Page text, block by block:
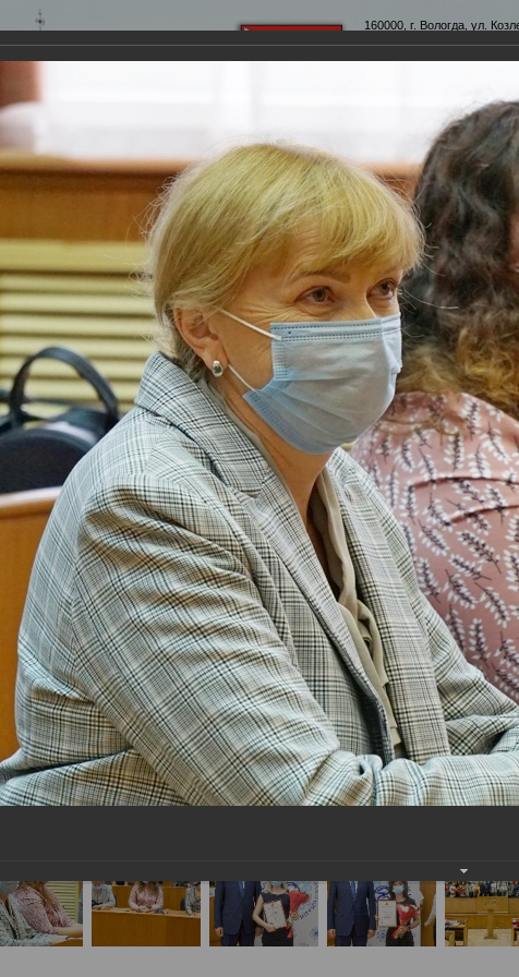
160000, г. Вологда, ул.
официальный сайт
Депутаты Комитеты График приема Контакты
Председатель Вологодской городской Думы Фотохроника
Награждение медиков и
медиков и волонтеров - участников проекта "Шаг к здоровью"